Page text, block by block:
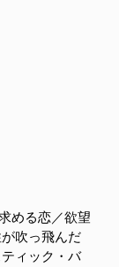
める恋／欲望
吹っ飛んだ
ィック・バ